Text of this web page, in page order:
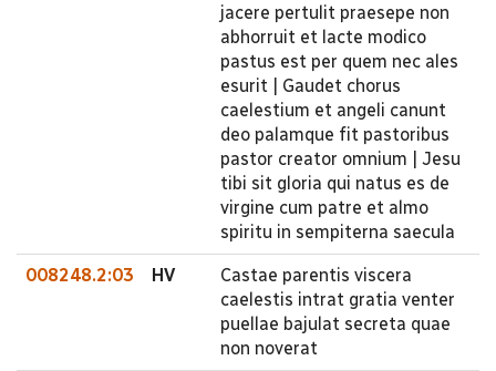
jacere pertulit praesepe non
abhorruit et lacte modico
pastus est per quem nec ales
esurit | Gaudet chorus
caelestium et angeli canunt
deo palamque fit pastoribus
pastor creator omnium | Jesu
tibi sit gloria qui natus es de
virgine cum patre et almo
spiritu in sempiterna saecula
008248.2:03 HV
Castae parentis viscera
caelestis intrat gratia venter
puellae bajulat secreta quae
non noverat